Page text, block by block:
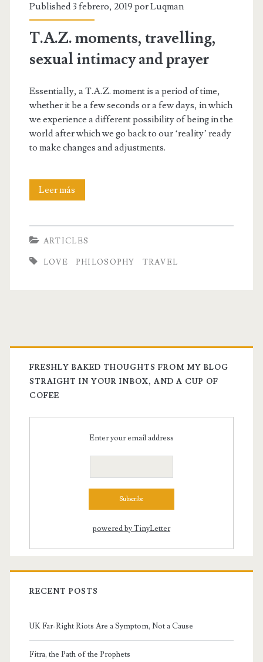
Published 3 febrero, 2019 porLuqman
T.A.Z. moments, travelling,
sexual intimacy and prayer
Essentially, a T.A.Z. moment is a period of time,
whether it be a few seconds or a few days, in which
we experience a different possibility of being in the
world after which we go back to our ‘reality’ ready
to make changes and adjustments.
Leer más
ARTICLES
LOVE PHILOSOPHY TRAVEL
FRESHLY BAKED THOUGHTS FROM MY BLOG
STRAIGHT IN YOUR INBOX, AND A CUP OF
COFEE
Enter your email address
powered by TinyLetter
RECENT POSTS
UK Far-Right Riots Are a Symptom, Not a Cause
Fitra, the Path of the Prophets